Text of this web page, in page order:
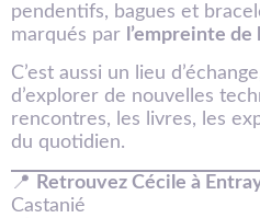
pendentifs, bagues et
marqués par l’empreinte de
C’est aussi un lieu
d’explorer de nouvelles
rencontres, les livres, les
du quotidien.
📍 Retrouvez Cécile à
Castanié